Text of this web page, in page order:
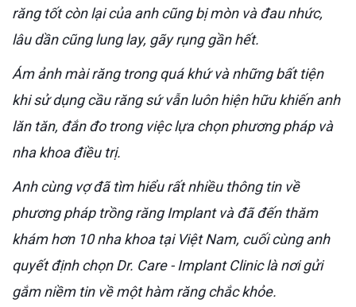
răng tốt còn lại của anh cũng bị mòn và đau nhức,
lâu dần cũng lung lay, gãy rụng gần hết.
Ám ảnh mài răng trong quá khứ và những bất tiện
khi sử dụng cầu răng sứ vẫn luôn hiện hữu khiến anh
lăn tăn, đắn đo trong việc lựa chọn phương pháp và
nha khoa điều trị.
Anh cùng vợ đã tìm hiểu rất nhiều thông tin về
phương pháp trồng răng Implant và đã đến thăm
khám hơn 10 nha khoa tại Việt Nam, cuối cùng anh
quyết định chọn Dr. Care - Implant Clinic là nơi gửi
gắm niềm tin về một hàm răng chắc khỏe.